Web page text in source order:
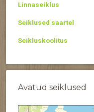
Linnaseiklus
Seiklused saartel
Seikluskoolitus
Avatud seiklused